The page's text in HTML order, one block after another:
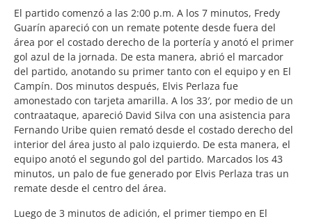
El partido comenzó a las 2:00 p.m. A los 7 minutos, Fredy
Guarín apareció con un remate potente desde fuera del
área por el costado derecho de la portería y anotó el primer
gol azul de la jornada. De esta manera, abrió el marcador
del partido, anotando su primer tanto con el equipo y en El
Campín. Dos minutos después, Elvis Perlaza fue
amonestado con tarjeta amarilla. A los 33′, por medio de un
contraataque, apareció David Silva con una asistencia para
Fernando Uribe quien remató desde el costado derecho del
interior del área justo al palo izquierdo. De esta manera, el
equipo anotó el segundo gol del partido. Marcados los 43
minutos, un palo de fue generado por Elvis Perlaza tras un
remate desde el centro del área.
Luego de 3 minutos de adición, el primer tiempo en El